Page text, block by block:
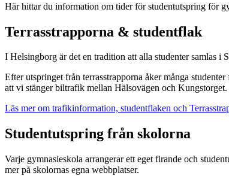
Här hittar du information om tider för studentutspring för
Terrasstrapporna & studentflak
I Helsingborg är det en tradition att alla studenter samlas
Efter utspringet från terrasstrapporna åker många
att vi stänger biltrafik mellan Hälsovägen och Kungstorget.
Läs mer om trafikinformation, studentflaken och
Studentutspring från skolorna
Varje gymnasieskola arrangerar ett eget firande och
mer på skolornas egna webbplatser.